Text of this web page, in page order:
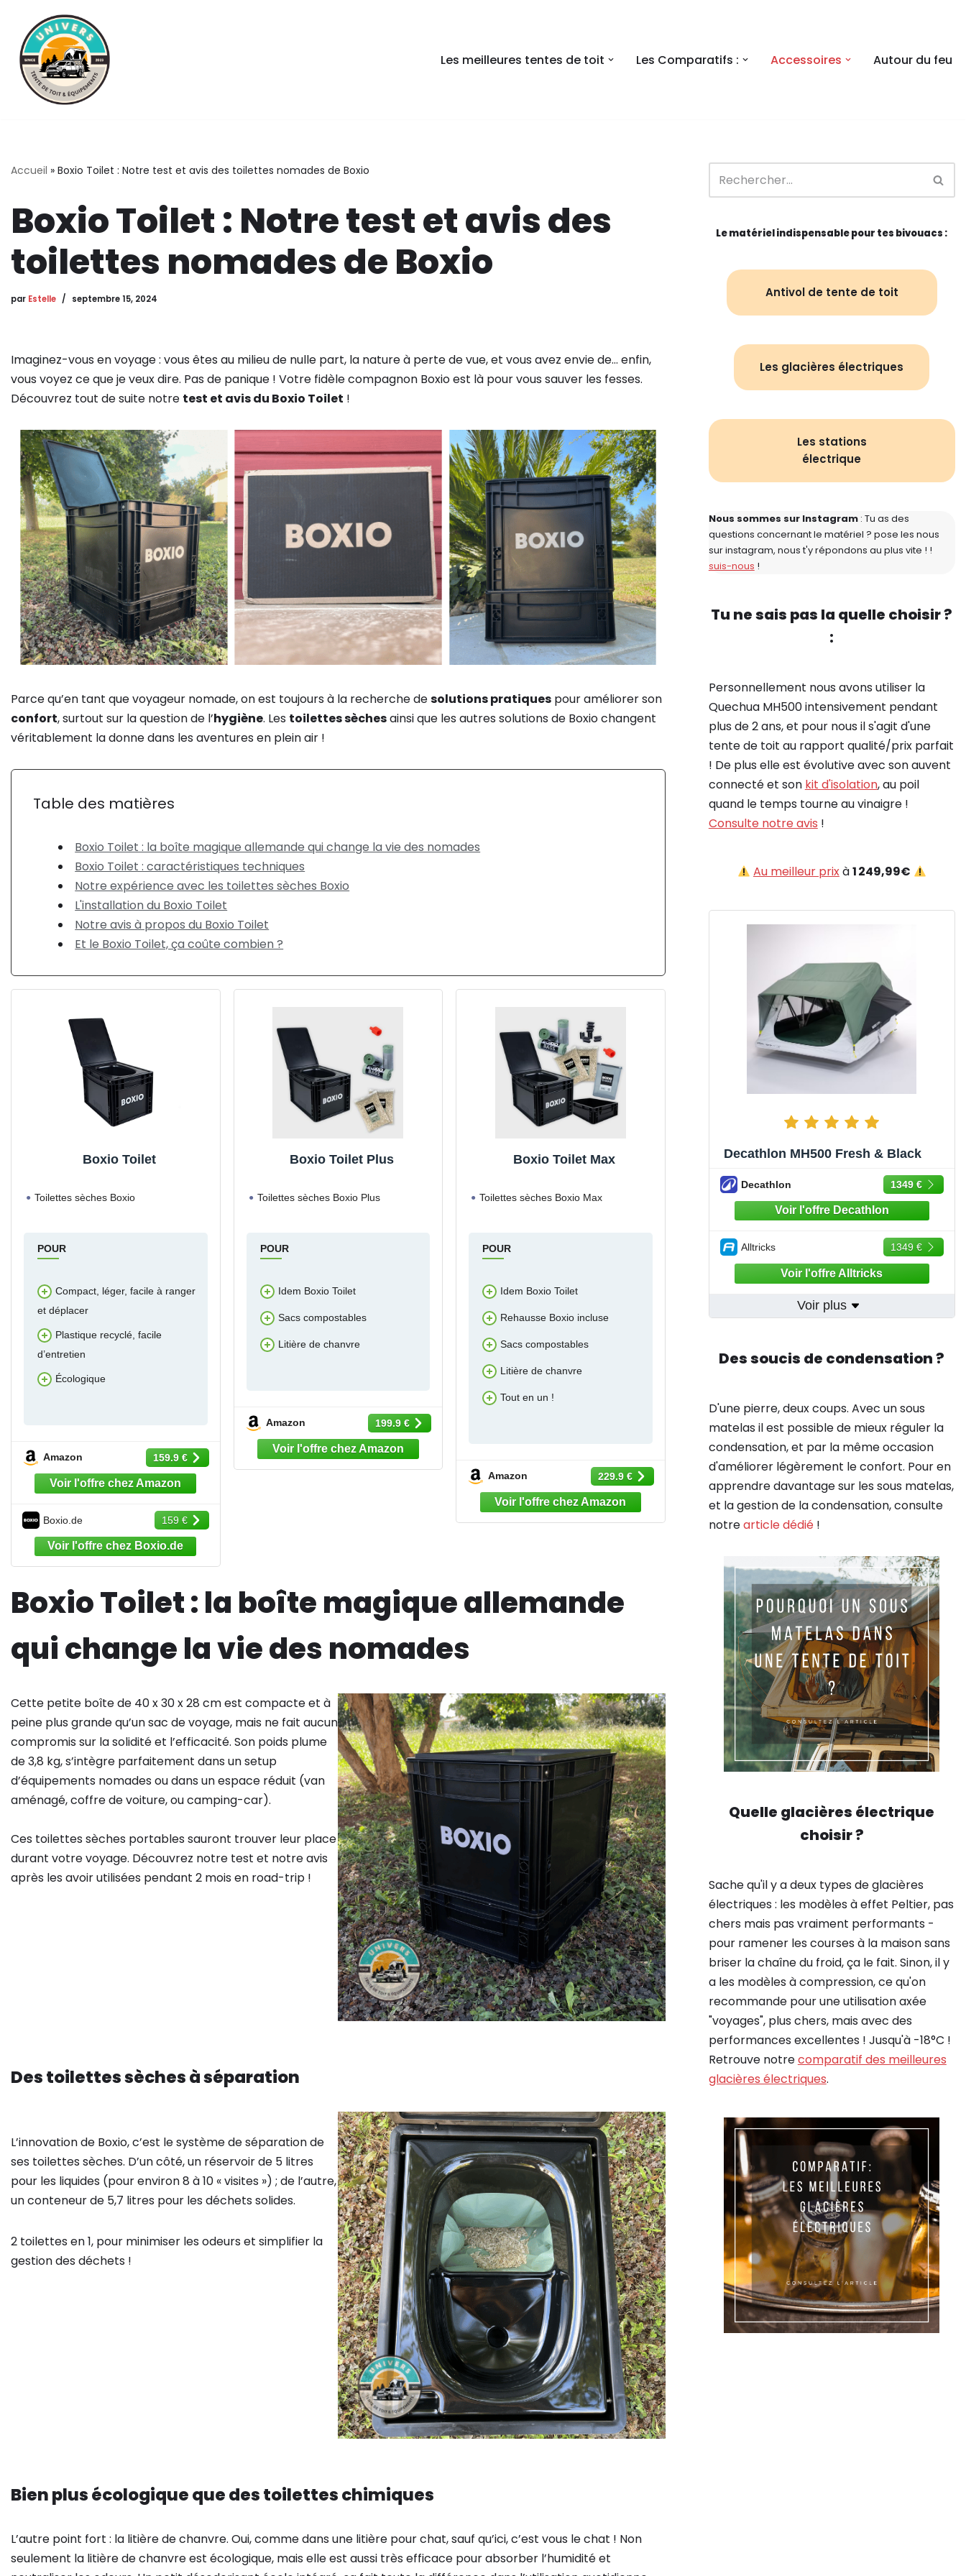
Aller
au
contenu
Les meilleures tentes de toit Les Comparatifs : Accessoires Autour du feu
Accueil » Boxio Toilet : Notre test et avis des toilettes nomades de Boxio
Boxio Toilet : Notre test et avis des
toilettes nomades de Boxio
par Estelle septembre 15, 2024
Imaginez-vous en voyage : vous êtes au milieu de nulle part, la nature à perte de vue, et vous avez envie de… enfin,
vous voyez ce que je veux dire. Pas de panique ! Votre fidèle compagnon Boxio est là pour vous sauver les fesses.
Découvrez tout de suite notre test et avis du Boxio Toilet !
Parce qu’en tant que voyageur nomade, on est toujours à la recherche desolutions pratiques pour améliorer son
confort, surtout sur la question de l’hygiène. Les toilettes sèchesainsi que les autres solutions de Boxio changent
véritablement la donne dans les aventures en plein air !
Table des matières
Boxio Toilet : la boîte magique allemande qui change la vie des nomades
Boxio Toilet : caractéristiques techniques
Notre expérience avec les toilettes sèches Boxio
L'installation du Boxio Toilet
Notre avis à propos du Boxio Toilet
Et le Boxio Toilet, ça coûte combien ?
Boxio Toilet
Toilettes sèches Boxio
POUR
Compact, léger, facile à ranger
et déplacer
Plastique recyclé, facile
d’entretien
Écologique
Amazon 159.9 €
Boxio.de 159 €
Boxio Toilet Plus
Toilettes sèches Boxio Plus
POUR
Idem Boxio Toilet
Sacs compostables
Litière de chanvre
Amazon 199.9 €
Boxio Toilet Max
Toilettes sèches Boxio Max
POUR
Idem Boxio Toilet
Rehausse Boxio incluse
Sacs compostables
Litière de chanvre
Tout en un !
Amazon 229.9 €
Boxio Toilet : la boîte magique allemande
qui change la vie des nomades
Cette petite boîte de 40 x 30 x 28 cm est compacte et à
peine plus grande qu’un sac de voyage, mais ne fait aucun
compromis sur la solidité et l’efficacité. Son poids plume
de 3,8 kg, s’intègre parfaitement dans un setup
d’équipements nomades ou dans un espace réduit (van
aménagé, coffre de voiture, ou camping-car).
Ces toilettes sèches portables sauront trouver leur place
durant votre voyage. Découvrez notre test et notre avis
après les avoir utilisées pendant 2 mois en road-trip !
Des toilettes sèches à séparation
L’innovation de Boxio, c’est le système de séparation de
ses toilettes sèches. D’un côté, un réservoir de 5 litres
pour les liquides (pour environ 8 à 10 « visites ») ; de l’autre,
un conteneur de 5,7 litres pour les déchets solides.
2 toilettes en 1, pour minimiser les odeurs et simplifier la
gestion des déchets !
Bien plus écologique que des toilettes chimiques
L’autre point fort : la litière de chanvre. Oui, comme dans une litière pour chat, sauf qu’ici, c’est vous le chat ! Non
seulement la litière de chanvre est écologique, mais elle est aussi très efficace pour absorber l’humidité et
Le matériel indispensable pour tes bivouacs :
Antivol de tente de toit
Les glacières électriques
Les stations
électrique
Nous sommes sur Instagram : Tu as des
questions concernant le matériel ? pose les nous
sur instagram, nous t'y répondons au plus vite ! !
suis-nous !
Tu ne sais pas la quelle choisir ?
:
Personnellement nous avons utiliser la
Quechua MH500 intensivement pendant
plus de 2 ans, et pour nous il s'agit d'une
tente de toit au rapport qualité/prix parfait
! De plus elle est évolutive avec son auvent
connecté et son kit d'isolation, au poil
quand le temps tourne au vinaigre !
Consulte notre avis !
Au meilleur prixà1 249,99€
Decathlon MH500 Fresh & Black
Decathlon 1349 €
Alltricks 1349 €
Voir plus
Des soucis de condensation ?
D'une pierre, deux coups. Avec un sous
matelas il est possible de mieux réguler la
condensation, et par la même occasion
d'améliorer légèrement le confort. Pour en
apprendre davantage sur les sous matelas,
et la gestion de la condensation, consulte
notrearticle dédié!
Quelle glacières électrique
choisir ?
Sache qu'il y a deux types de glacières
électriques : les modèles à effet Peltier, pas
chers mais pas vraiment performants -
pour ramener les courses à la maison sans
briser la chaîne du froid, ça le fait. Sinon, il y
a les modèles à compression, ce qu'on
recommande pour une utilisation axée
"voyages", plus chers, mais avec des
performances excellentes ! Jusqu'à -18°C !
Retrouve notrecomparatif des meilleures
glacières électriques.